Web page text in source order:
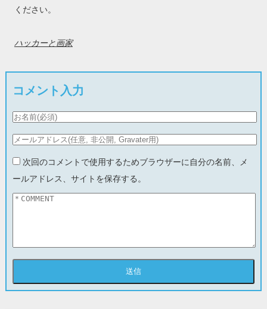
ください。
ハッカーと画家
コメント入力
次回のコメントで使用するためブラウザーに自分の名前、メ
ールアドレス、サイトを保存する。